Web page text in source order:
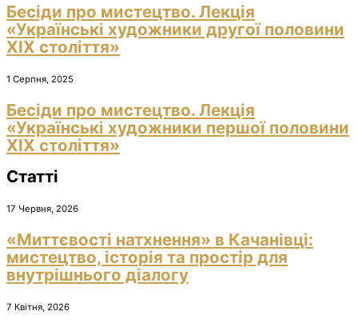
Бесіди про мистецтво. Лекція
«Українські художники другої половини
ХІХ століття»
1 Серпня, 2025
Бесіди про мистецтво. Лекція
«Українські художники першої половини
ХІХ століття»
Статті
17 Червня, 2026
«Миттєвості натхнення» в Качанівці:
мистецтво, історія та простір для
внутрішнього діалогу
7 Квітня, 2026